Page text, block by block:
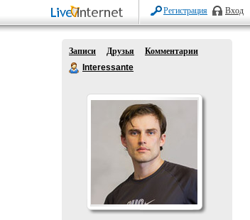
Регистрация Вход
Записи Друзья
Комментарии
Interessante